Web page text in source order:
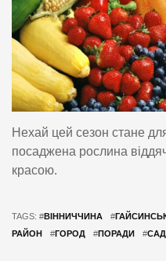
Нехай цей сезон стане
посаджена рослина
красою.
TAGS: #ВІННИЧЧИНА #
РАЙОН
#ГОРОД #ПОРАДИ #САД